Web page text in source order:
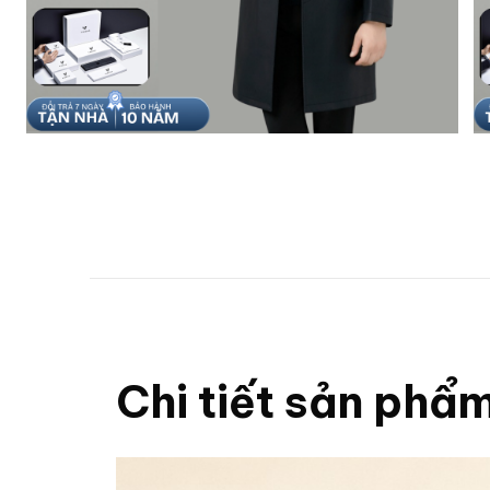
Chi tiết sản